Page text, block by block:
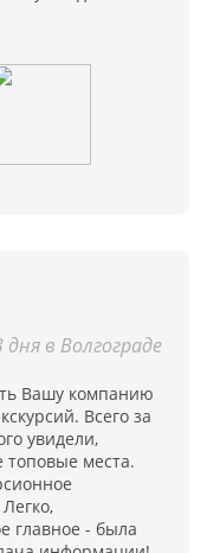
в Волгограде
Вашу компанию
Всего за
увидели,
топовые места.
главное - была